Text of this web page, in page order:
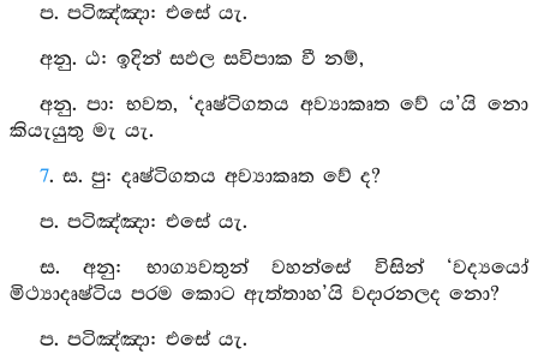
ප. පටිඤ්‍ඤා: එසේ යැ.
අනු. ඨ: ඉදින් සඵල සවිපාක වී නම්,
අනු. පා: භවත, ‘දෘෂ්ටිගතය අව්‍යාකෘත වේ ය’යි නො
කියැයුතු මැ යැ.
7. ස. පු: දෘෂ්ටිගතය අව්‍යාකෘත වේ ද?
ප. පටිඤ්‍ඤා: එසේ යැ.
ස. අනු: භාග්‍යවතුන් වහන්සේ විසින් ‘වද්‍යයෝ
මිථ්‍යාදෘෂ්ටිය පරම කොට ඇත්තාහ’යි වදාරනලද නො?
ප. පටිඤ්‍ඤා: එසේ යැ.